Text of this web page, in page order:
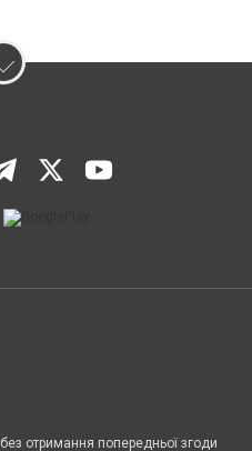
отримання попередньої згоди